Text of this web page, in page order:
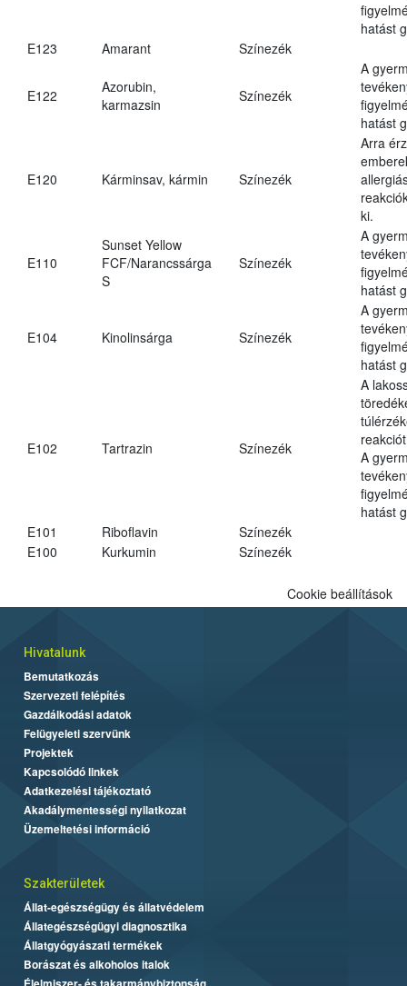
hatást
E123
Amarant Színezék
E122
Azorubin,
karmazsin
Színezék
A
hatást
E120 Kárminsav, kármin Színezék
Arra
ki.
E110
Sunset Yellow
FCF/Narancssárga
S
Színezék
A
hatást
E104 Kinolinsárga Színezék
A
hatást
E102 Tartrazin Színezék
A
A
hatást
E101
Riboflavin
Színezék
E100
Kurkumin Színezék
Cookie beállítások
Hivatalunk
Bemutatkozás
Szervezeti felépítés
Gazdálkodási adatok
Felügyeleti szervünk
Projektek
Kapcsolódó linkek
Adatkezelési tájékoztató
Akadálymentességi nyilatkozat
Üzemeltetési információ
Szakterületek
Állat-egészségügy és állatvédelem
Állategészségügyi diagnosztika
Állatgyógyászati termékek
Borászat és alkoholos italok